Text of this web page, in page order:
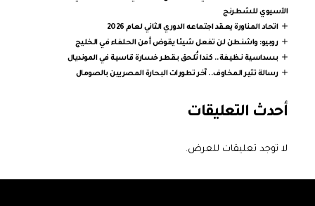
الآسيوي للشطرنج
اتحاد المناورة يعقد اجتماعه الدوري الثاني لعام 2026
روبيو: واشنطن لن تفعل شيئا يقوض أمن الحلفاء في الخليج
بسداسية نظيفة.. كندا تُلحق بقطر خسارة قاسية في المونديال
رسالة تثير المخاوف.. آخر تطورات البحارة المصريين بالصومال
أحدث التعليقات
لا توجد تعليقات للعرض.